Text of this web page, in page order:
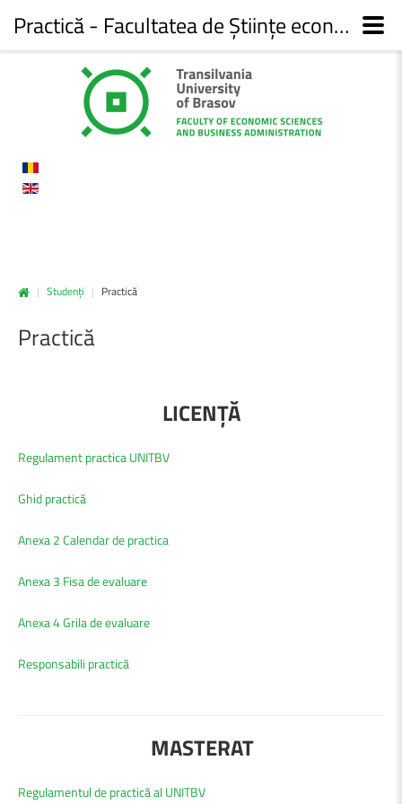
| Studenți | Practică
Practică
LICENȚĂ
Regulament practica UNITBV
Ghid practică
Anexa 2 Calendar de practica
Anexa 3 Fisa de evaluare
Anexa 4 Grila de evaluare
Responsabili practică
MASTERAT
Regulamentul de practică al UNITBV
Practică - Facultatea de Științe economice și administrarea afacerilor